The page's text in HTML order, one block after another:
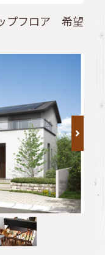
プフロア 希望